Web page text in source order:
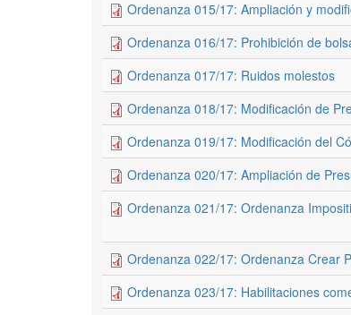
Ordenanza 015/17: Ampliación y
Ordenanza 016/17: Prohibición de
Ordenanza 017/17: Ruidos molestos
Ordenanza 018/17: Modificación de
Ordenanza 019/17: Modificación del
Ordenanza 020/17: Ampliación de
Ordenanza 021/17: Ordenanza
Ordenanza 022/17: Ordenanza Crear
Ordenanza 023/17: Habilitaciones